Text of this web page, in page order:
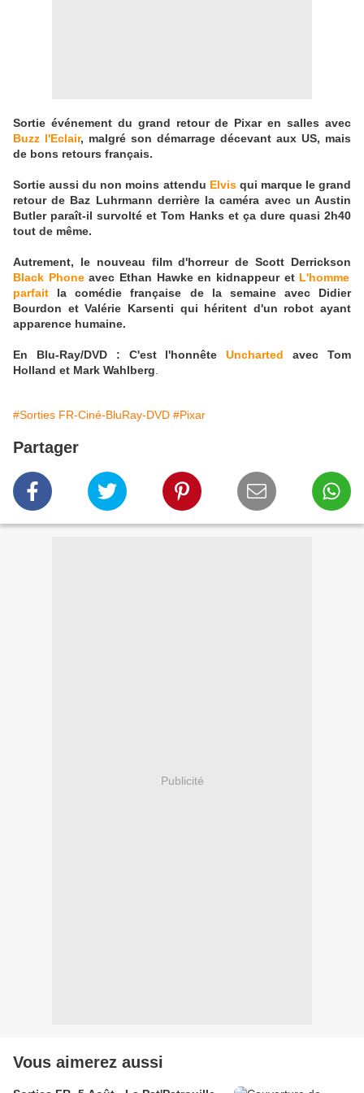
Sortie événement du grand retour de Pixar en salles avec
Buzz l'Eclair, malgré son démarrage décevant aux US, mais
de bons retours français.
Sortie aussi du non moins attendu Elvisqui marque le grand
retour de Baz Luhrmann derrière la caméra avec un Austin
Butler paraît-il survolté et Tom Hanks et ça dure quasi 2h40
tout de même.
Autrement, le nouveau film d'horreur de Scott Derrickson
Black Phoneavec Ethan Hawke en kidnappeur et L'homme
parfait la comédie française de la semaine avec Didier
Bourdon et Valérie Karsenti qui héritent d'un robot ayant
apparence humaine.
En Blu-Ray/DVD : C'est l'honnêteUncharted avec Tom
Holland et Mark Wahlberg
#Sorties FR-Ciné-BluRay-DVD #Pixar
Partager
Publicité
Vous aimerez aussi